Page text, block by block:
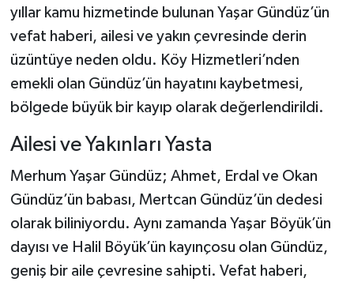
yıllar kamu hizmetinde bulunan Yaşar Gündüz’ün
vefat haberi, ailesi ve yakın çevresinde derin
üzüntüye neden oldu. Köy Hizmetleri’nden
emekli olan Gündüz’ün hayatını kaybetmesi,
bölgede büyük bir kayıp olarak değerlendirildi.
Ailesi ve Yakınları Yasta
Merhum Yaşar Gündüz; Ahmet, Erdal ve Okan
Gündüz’ün babası, Mertcan Gündüz’ün dedesi
olarak biliniyordu. Aynı zamanda Yaşar Böyük’ün
dayısı ve Halil Böyük’ün kayınçosu olan Gündüz,
geniş bir aile çevresine sahipti. Vefat haberi,
Küre Haberleri
Merkez Haberleri
Pınarbaşı Haberleri
Seydiler Haberleri
Taşköprü Haberleri
Tosya Haberleri